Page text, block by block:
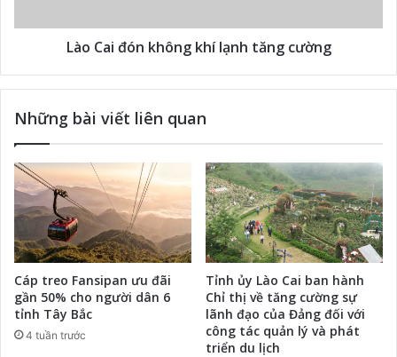
Lào Cai đón không khí lạnh tăng cường
Những bài viết liên quan
Cáp treo Fansipan ưu đãi
gần 50% cho người dân 6
tỉnh Tây Bắc
4 tuần trước
Tỉnh ủy Lào Cai ban hành
Chỉ thị về tăng cường sự
lãnh đạo của Đảng đối với
công tác quản lý và phát
triển du lịch